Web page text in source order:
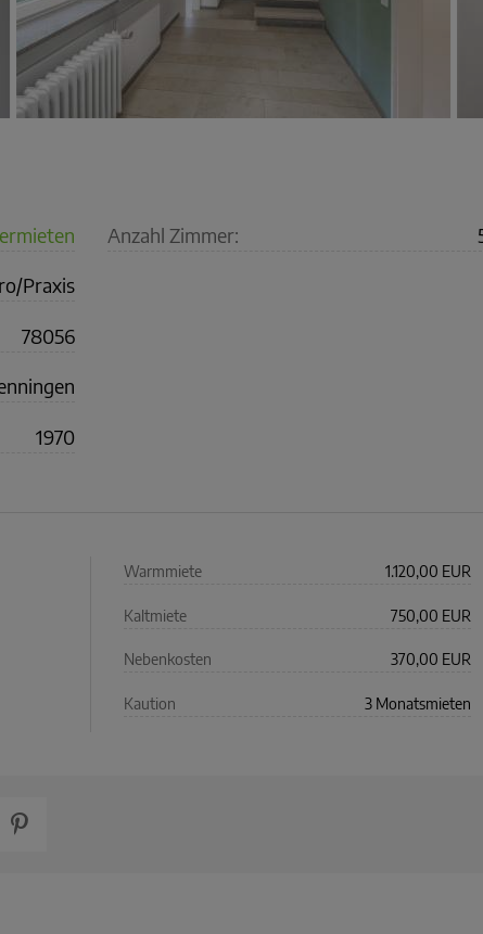
Praxis
78056
1970
Anzahl Zimmer:
Warmmiete 1.120,00 EUR
Kaltmiete 750,00 EUR
Nebenkosten 370,00 EUR
Kaution 3 Monatsmieten